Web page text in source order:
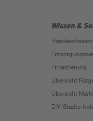
Wissen &
Finanzierung
Übersicht
Übersicht
DIY-Städte-